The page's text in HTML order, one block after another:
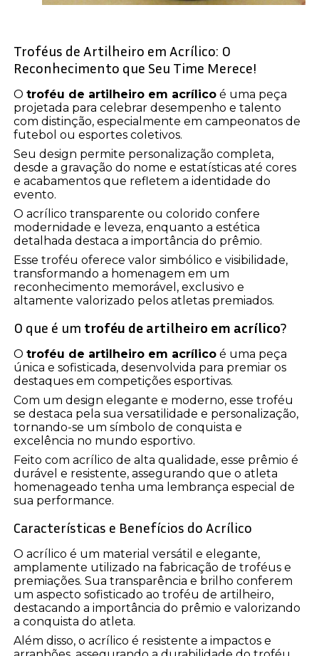
Troféus de Artilheiro em Acrílico: O
Reconhecimento que Seu Time Merece!
Otroféu de artilheiro em acrílico é uma peça
projetada para celebrar desempenho e talento
com distinção, especialmente em campeonatos de
futebol ou esportes coletivos.
Seu design permite personalização completa,
desde a gravação do nome e estatísticas até cores
e acabamentos que refletem a identidade do
evento.
O acrílico transparente ou colorido confere
modernidade e leveza, enquanto a estética
detalhada destaca a importância do prêmio.
Esse troféu oferece valor simbólico e visibilidade,
transformando a homenagem em um
reconhecimento memorável, exclusivo e
altamente valorizado pelos atletas premiados.
O que é um troféu de artilheiro em acrílico?
Otroféu de artilheiro em acrílico é uma peça
única e sofisticada, desenvolvida para premiar os
destaques em competições esportivas.
Com um design elegante e moderno, esse troféu
se destaca pela sua versatilidade e personalização,
tornando-se um símbolo de conquista e
excelência no mundo esportivo.
Feito com acrílico de alta qualidade, esse prêmio é
durável e resistente, assegurando que o atleta
homenageado tenha uma lembrança especial de
sua performance.
Características e Benefícios do Acrílico
O acrílico é um material versátil e elegante,
amplamente utilizado na fabricação de troféus e
premiações. Sua transparência e brilho conferem
um aspecto sofisticado ao troféu de artilheiro,
destacando a importância do prêmio e valorizando
a conquista do atleta.
Além disso, o acrílico é resistente a impactos e